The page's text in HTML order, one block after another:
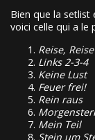
Bien que la
voici celle qui a le
Reise, Reise
Links 2-3-4
Keine Lust
Feuer frei!
Rein raus
Mein Teil
Stein um